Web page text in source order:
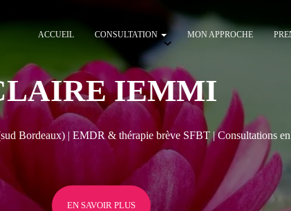
ACCUEIL CONSULTATION MON APPROCHE
IEMMI
Bordeaux) | EMDR & thérapie brève SFBT | Consultations
EN SAVOIR PLUS